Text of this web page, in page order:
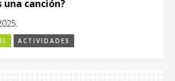
una canción?
ACTIVIDADES